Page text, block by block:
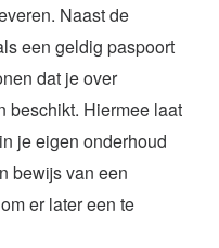
Naast de
een geldig paspoort
dat je over
beschikt. Hiermee laat
je eigen onderhoud
bewijs van een
er later een te